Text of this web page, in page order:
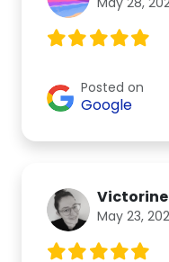
Posted on
Google
May 23,